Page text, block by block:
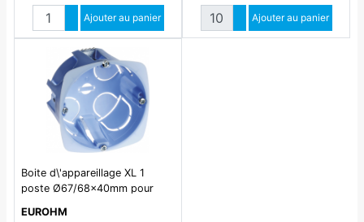
Quantité
Augmenter quantité
Diminuer quantité
Ajouter au panier Quantité
Augmenter quantité
Diminuer quantité
Ajouter au panier
Boite d\'appareillage XL 1
poste Ø67/68x40mm pour
EUROHM